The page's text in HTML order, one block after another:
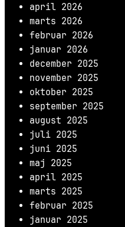
april 2026
marts 2026
februar 2026
januar 2026
december 2025
november 2025
oktober 2025
september 2025
august 2025
juli 2025
juni 2025
maj 2025
april 2025
marts 2025
februar 2025
januar 2025